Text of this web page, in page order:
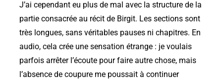
J’ai cependant eu plus de mal avec la structure de la
partie consacrée au récit de Birgit. Les sections sont
très longues, sans véritables pauses ni chapitres. En
audio, cela crée une sensation étrange : je voulais
parfois arrêter l’écoute pour faire autre chose, mais
l’absence de coupure me poussait à continuer